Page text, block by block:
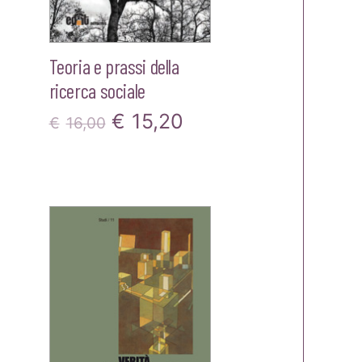
Teoria e prassi della
ricerca sociale
€ 16,00 Il
era:
€16,00.
€ 15,20
è:
€15,20.